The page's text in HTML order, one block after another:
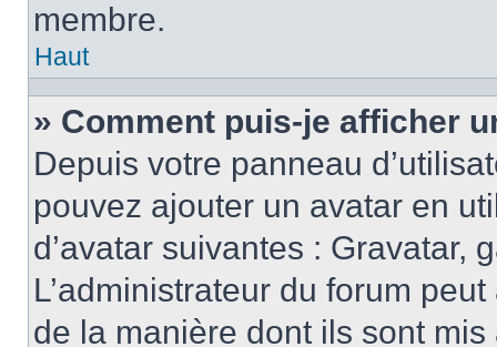
membre.
Haut
» Comment puis-je afficher
Depuis votre panneau
pouvez ajouter un avatar en
d’avatar suivantes : Gravatar,
L’administrateur du forum
de la manière dont ils sont